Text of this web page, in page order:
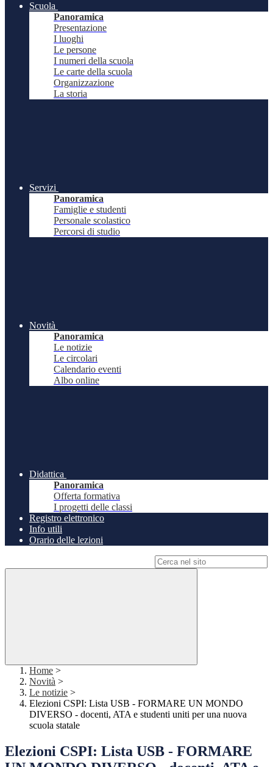
Scuola
Panoramica
Presentazione
I luoghi
Le persone
I numeri della scuola
Le carte della scuola
Organizzazione
La storia
Servizi
Panoramica
Famiglie e studenti
Personale scolastico
Percorsi di studio
Novità
Panoramica
Le notizie
Le circolari
Calendario eventi
Albo online
Didattica
Panoramica
Offerta formativa
I progetti delle classi
Registro elettronico
Info utili
Orario delle lezioni
Home >
Novità >
Le notizie >
Elezioni CSPI: Lista USB - FORMARE UN MONDO
DIVERSO - docenti, ATA e studenti uniti per una nuova
scuola statale
Elezioni CSPI: Lista USB - FORMARE